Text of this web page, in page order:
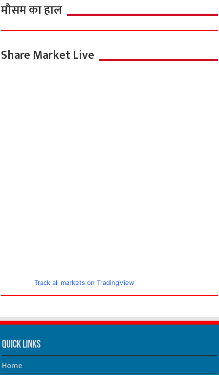
मौसम का हाल
Share Market Live
Track all markets on TradingView
Quick Links
Home